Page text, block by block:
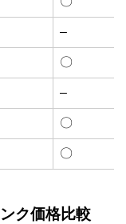
–
〇
–
〇
〇
ク価格比較